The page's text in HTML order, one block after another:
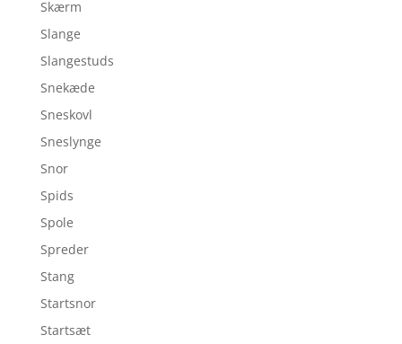
Skærm
Slange
Slangestuds
Snekæde
Sneskovl
Sneslynge
Snor
Spids
Spole
Spreder
Stang
Startsnor
Startsæt